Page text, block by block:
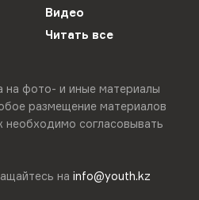
Видео
Читать все
на фото- и иные материалы
размещение материалов
необходимо согласовывать
на info@youth.kz